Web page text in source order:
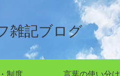
雑記ブログ
制度 言葉の使い分け